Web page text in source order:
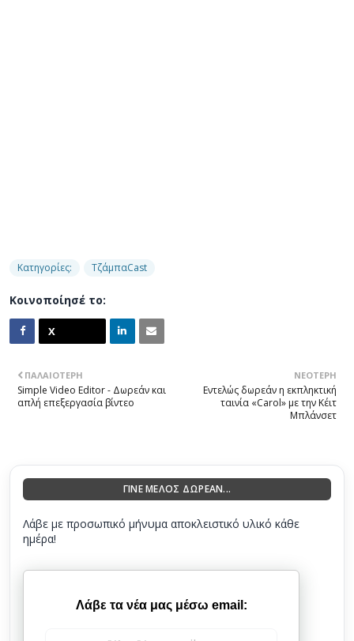
Κατηγορίες: ΤζάμπαCast
Κοινοποίησέ το:
ΝΕΌΤΕΡΗ
Εντελώς δωρεάν η εκπληκτική
ταινία «Carol» με την Κέιτ
Μπλάνσετ
ΠΑΛΑΙΌΤΕΡΗ
Simple Video Editor - Δωρεάν και
απλή επεξεργασία βίντεο
ΓΙΝΕ ΜΕΛΟΣ ΔΩΡΕΑΝ...
Λάβε με προσωπικό μήνυμα αποκλειστικό υλικό κάθε
ημέρα!
Λάβε τα νέα μας μέσω email: